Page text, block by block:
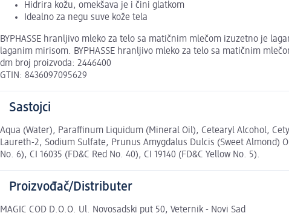
Hidrira kožu, omekšava je i čini glatkom
Idealno za negu suve kože tela
BYPHASSE hranljivo mleko za telo sa matičnim mlečom izuzetno je
laganim mirisom. BYPHASSE hranljivo mleko za telo sa matičnim
dm broj proizvoda: 2446400
GTIN: 8436097095629
Sastojci
Aqua (Water), Paraffinum Liquidum (Mineral Oil), Cetearyl Alcohol,
Laureth-2, Sodium Sulfate, Prunus Amygdalus Dulcis (Sweet Almond)
No. 6), CI 16035 (FD&C Red No. 40), CI 19140 (FD&C Yellow No. 5).
Proizvođač/Distributer
MAGIC COD D.O.O. Ul. Novosadski put 50, Veternik - Novi Sad